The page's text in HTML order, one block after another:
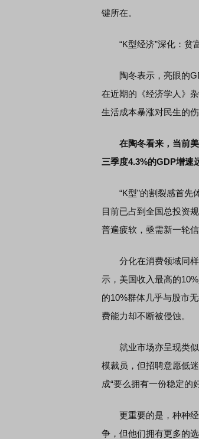
键所在。
“K型经济”深化：贫
陶冬表示，亮眼的
在近期的《经济学人》
生活成本暴涨对民生的
在陶冬看来，当前
三季度4.3%的GDP增速
“K型”的割裂感首先体
目前已占到全国总投资
普遍疲软，亟需新一轮
分化在消费领域同样
示，美国收入最高的
的10%群体几乎与股市
费能力却不断被侵蚀。
就业市场亦呈现类似
模裁员，但招聘意愿低
成“要么拥有一份稳定的
更重要的是，种种经
争，但他们拥有更多的